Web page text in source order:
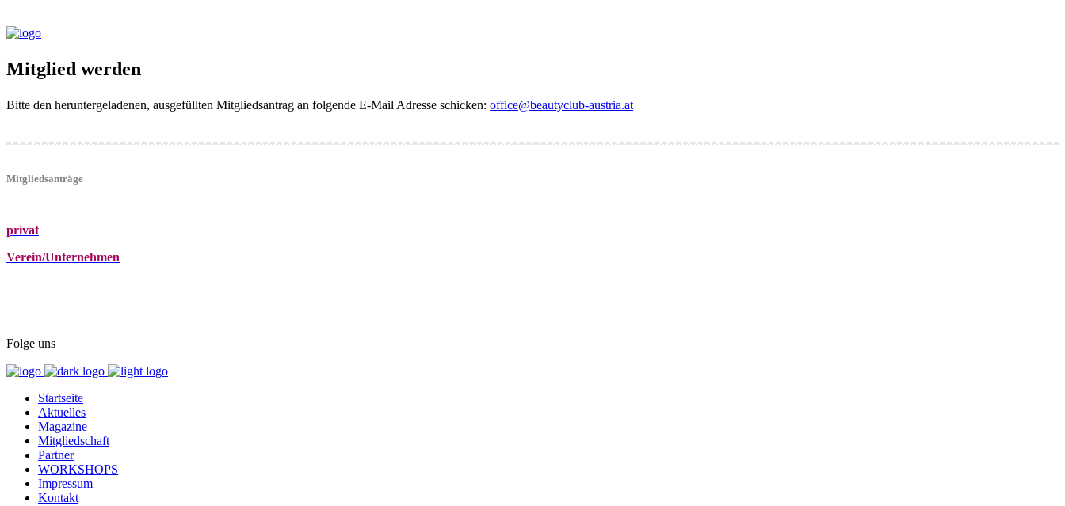
Mitglied werden
Bitte den heruntergeladenen, ausgefüllten Mitgliedsantrag an folgende E-Mail Adresse schicken: office@beautyclub-austria.at
Mitgliedsanträge
privat
Verein/Unternehmen
Folge uns
Startseite
Aktuelles
Magazine
Mitgliedschaft
Partner
WORKSHOPS
Impressum
Kontakt